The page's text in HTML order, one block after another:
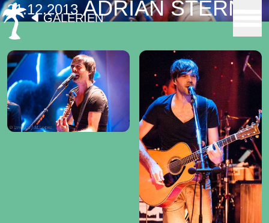
GALERIEN
21.12.2013 ADRIAN STERN